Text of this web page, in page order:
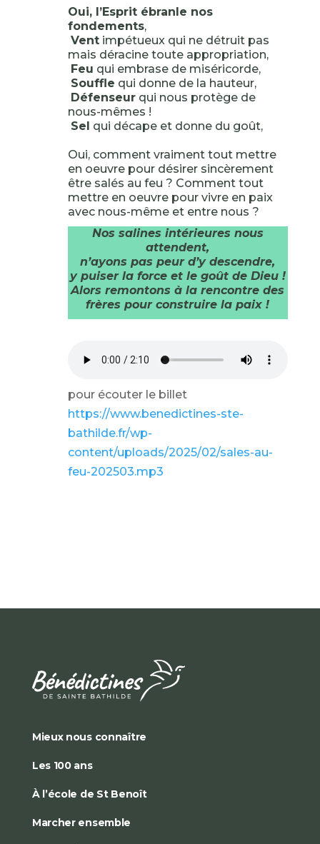
Oui, l’Esprit ébranle nos
fondements,
Ventimpétueux qui ne détruit pas
mais déracine toute appropriation,
Feu qui embrase de miséricorde,
Souffle qui donne de la hauteur,
Défenseurqui nous protège de
nous-mêmes !
Sel qui décape et donne du goût,
Oui, comment vraiment tout mettre
en oeuvre pour désirer sincèrement
être salés au feu ? Comment tout
mettre en oeuvre pour vivre en paix
avec nous-même et entre nous ?
Nos salines intérieures nous
attendent,
n’ayons pas peur d’y descendre,
y puiser la force et le goût de Dieu !
Alors remontons à la rencontre des
frères pour construire la paix !
pour écouter le billet
https://www.benedictines-ste-
bathilde.fr/wp-
content/uploads/2025/02/sales-au-
feu-202503.mp3
Mieux nous connaître
Les 100 ans
À l’école de St Benoît
Marcher ensemble